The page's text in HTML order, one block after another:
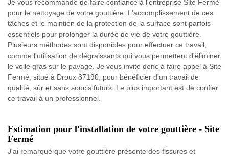
Je vous recommande de faire confiance à l'entreprise Site Fermé
pour le nettoyage de votre gouttière. L'accomplissement de ces
tâches et le maintien de la protection de la surface sont parfois
essentiels pour prolonger la durée de vie de votre gouttière.
Plusieurs méthodes sont disponibles pour effectuer ce travail,
comme l'utilisation de dégraissants qui vous permettent d'éliminer
le voile gras sur le pavage. Je vous invite donc à faire appel à Site
Fermé, situé à Droux 87190, pour bénéficier d'un travail de
qualité, sûr et sans soucis futurs. Le plus important est de confier
ce travail à un professionnel.
Estimation pour l'installation de votre gouttière - Site
Fermé
J'ai remarqué que votre gouttière présente des fissures et